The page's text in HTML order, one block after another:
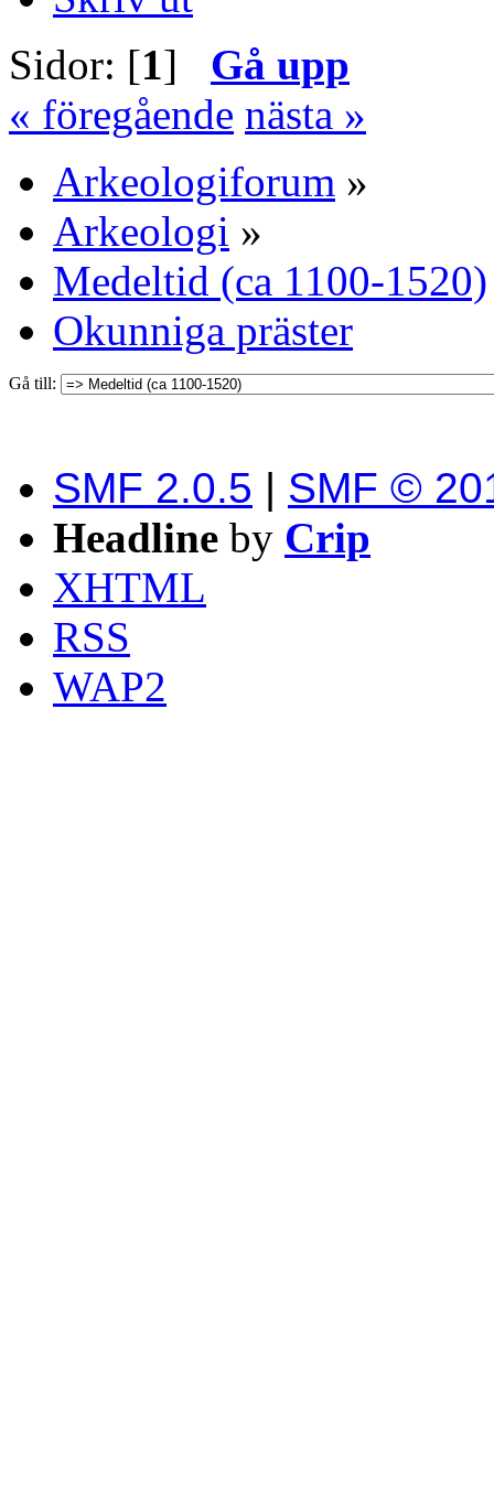
Sidor: [1] Gå upp
« föregående nästa »
Arkeologiforum »
Arkeologi »
Medeltid (ca 1100-1520)
Okunniga präster
Gå till:
SMF 2.0.5 | SMF ©
Headline by Crip
XHTML
RSS
WAP2